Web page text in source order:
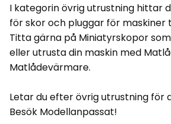
I kategorin övrig utrustning hittar
för skor och pluggar för maskiner
Titta gärna på Miniatyrskopor
eller utrusta din maskin med
Matlådevärmare.
Letar du efter övrig utrustning för
Besök Modellanpassat!